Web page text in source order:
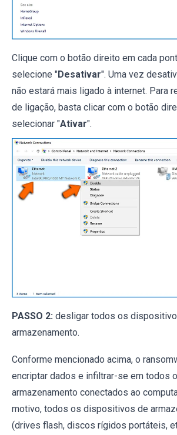
Clique com o botão direito em cada
selecione "Desativar". Uma vez
não estará mais ligado à internet. Para
de ligação, basta clicar com o botão
selecionar "Ativar".
PASSO 2: desligar todos os
armazenamento.
Conforme mencionado acima, o
encriptar dados e infiltrar-se em todos
armazenamento conectados ao
motivo, todos os dispositivos de
(drives flash, discos rígidos portáteis,